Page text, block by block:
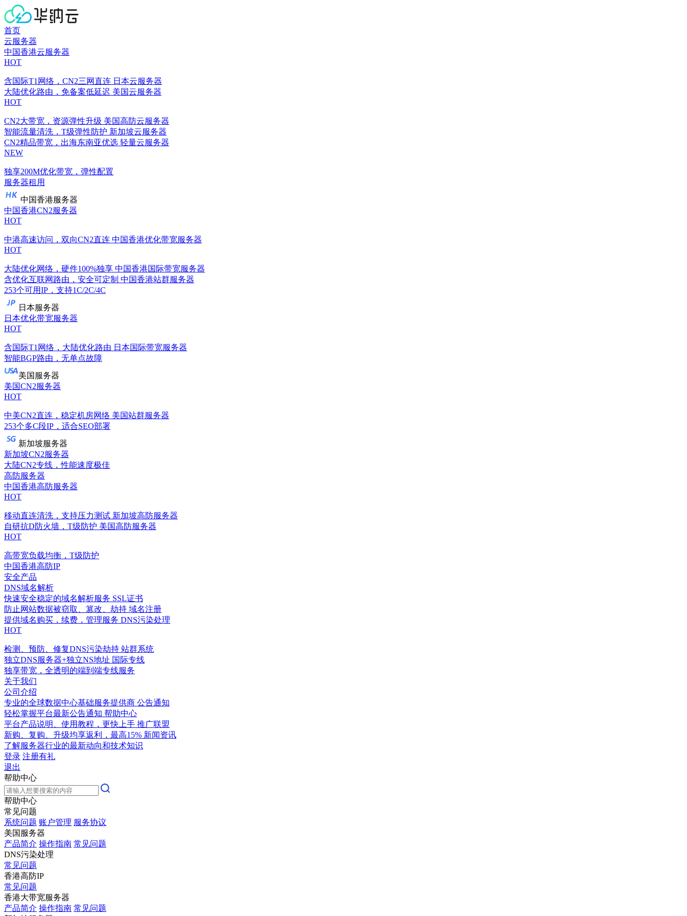
首页
云服务器
中国香港云服务器
HOT
含国际T1网络，CN2三网直连 日本云服务器
大陆优化路由，免备案低延迟 美国云服务器
HOT
CN2大带宽，资源弹性升级 美国高防云服务器
智能流量清洗，T级弹性防护 新加坡云服务器
CN2精品带宽，出海东南亚优选 轻量云服务器
NEW
独享200M优化带宽，弹性配置
服务器租用
中国香港服务器
中国香港CN2服务器
HOT
中港高速访问，双向CN2直连 中国香港优化带宽服务器
HOT
大陆优化网络，硬件100%独享 中国香港国际带宽服务器
含优化互联网路由，安全可定制 中国香港站群服务器
253个可用IP，支持1C/2C/4C
日本服务器
日本优化带宽服务器
HOT
含国际T1网络，大陆优化路由 日本国际带宽服务器
智能BGP路由，无单点故障
美国服务器
美国CN2服务器
HOT
中美CN2直连，稳定机房网络 美国站群服务器
253个多C段IP，适合SEO部署
新加坡服务器
新加坡CN2服务器
大陆CN2专线，性能速度极佳
高防服务器
中国香港高防服务器
HOT
移动直连清洗，支持压力测试 新加坡高防服务器
自研抗D防火墙，T级防护 美国高防服务器
HOT
高带宽负载均衡，T级防护
中国香港高防IP
安全产品
DNS域名解析
快速安全稳定的域名解析服务 SSL证书
防止网站数据被窃取、篡改、劫持 域名注册
提供域名购买，续费，管理服务 DNS污染处理
HOT
检测、预防、修复DNS污染劫持 站群系统
独立DNS服务器+独立NS地址 国际专线
独享带宽，全透明的端到端专线服务
关于我们
公司介绍
专业的全球数据中心基础服务提供商 公告通知
轻松掌握平台最新公告通知 帮助中心
平台产品说明、使用教程，更快上手 推广联盟
新购、复购、升级均享返利，最高15% 新闻资讯
了解服务器行业的最新动向和技术知识
登录 注册有礼
退出
帮助中心
帮助中心
常见问题
系统问题 账户管理 服务协议
美国服务器
产品简介 操作指南 常见问题
DNS污染处理
常见问题
香港高防IP
常见问题
香港大带宽服务器
产品简介 操作指南 常见问题